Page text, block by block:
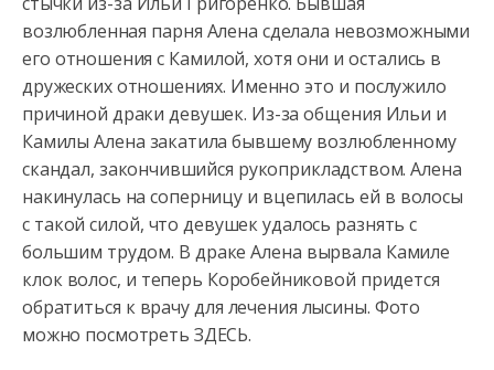
возлюбленная парня Алена сделала невозможными
его отношения с Камилой, хотя они и остались в
дружеских отношениях. Именно это и послужило
причиной драки девушек. Из-за общения Ильи и
Камилы Алена закатила бывшему возлюбленному
скандал, закончившийся рукоприкладством. Алена
накинулась на соперницу и вцепилась ей в волосы
с такой силой, что девушек удалось разнять с
большим трудом. В драке Алена вырвала Камиле
клок волос, и теперь Коробейниковой придется
обратиться к врачу для лечения лысины. Фото
можно посмотреть ЗДЕСЬ.